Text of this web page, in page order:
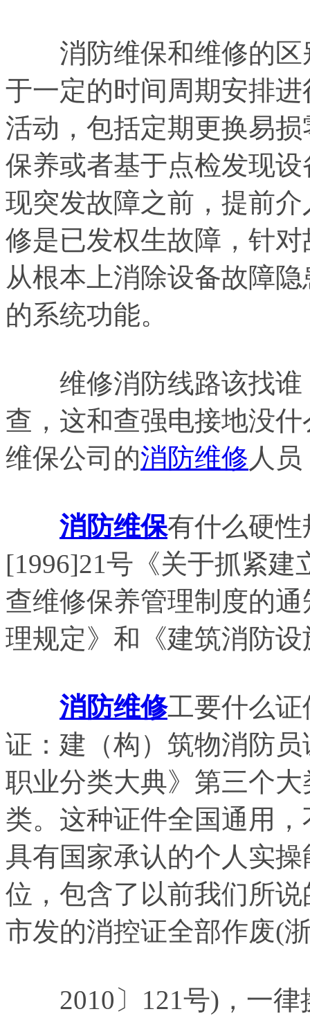
消防维保和维修的区
于一定的时间周期安排
活动，包括定期更换易
保养或者基于点检发现
现突发故障之前，提前
修是已发权生故障，针
从根本上消除设备故障
的系统功能。
维修消防线路该找谁
查，这和查强电接地没
维保公司的消防维修 人
消防维保有什么硬
[1996]21号《关于抓紧
查维修保养管理制度的
理规定》和《建筑消防
消防维修工要什么
证：建（构）筑物消防
职业分类大典》第三个
类。这种证件全国通用
具有国家承认的个人实
位，包含了以前我们所
市发的消控证全部作废(
2010〕121号)，一律